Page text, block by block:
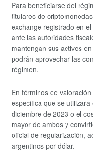
Para beneficiarse del
titulares de
exchange registrado en
ante las autoridades
mantengan sus activos
podrán aprovechar las
régimen.
En términos de
especifica que se
diciembre de 2023 o el
mayor de ambos y
oficial de regularización,
argentinos por dólar.